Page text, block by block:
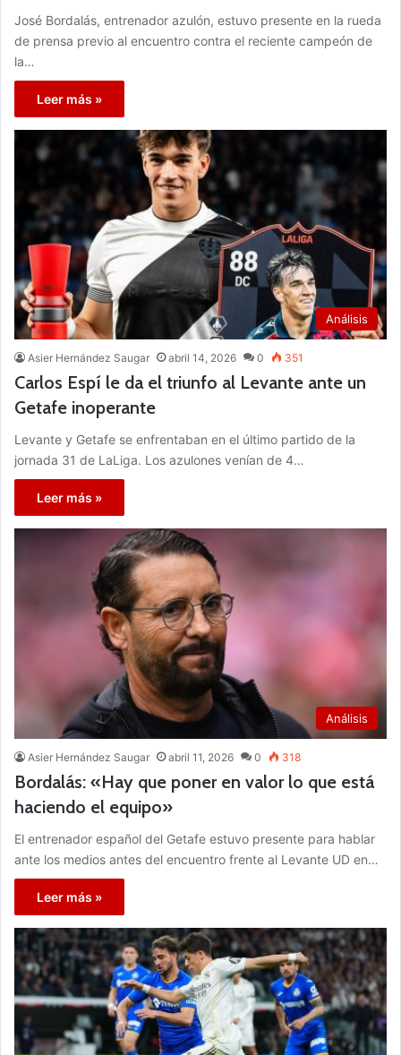
José Bordalás, entrenador azulón, estuvo presente en la rueda
de prensa previo al encuentro contra el reciente campeón de
la…
Leer más »
Análisis
Asier Hernández Saugar abril 14, 2026 0 351
Carlos Espí le da el triunfo al Levante ante un
Getafe inoperante
Levante y Getafe se enfrentaban en el último partido de la
jornada 31 de LaLiga. Los azulones venían de 4…
Leer más »
Análisis
Asier Hernández Saugar abril 11, 2026 0 318
Bordalás: «Hay que poner en valor lo que está
haciendo el equipo»
El entrenador español del Getafe estuvo presente para hablar
ante los medios antes del encuentro frente al Levante UD en…
Leer más »